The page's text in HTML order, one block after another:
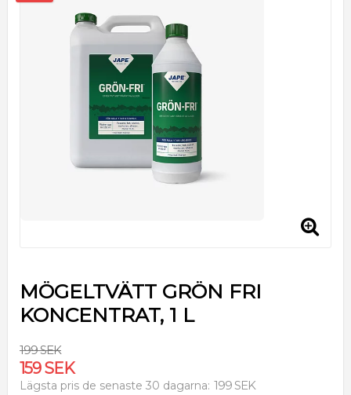
MÖGELTVÄTT GRÖN FRI
KONCENTRAT, 1 L
199 SEK
159 SEK
Lägsta pris de senaste 30 dagarna 199 SEK